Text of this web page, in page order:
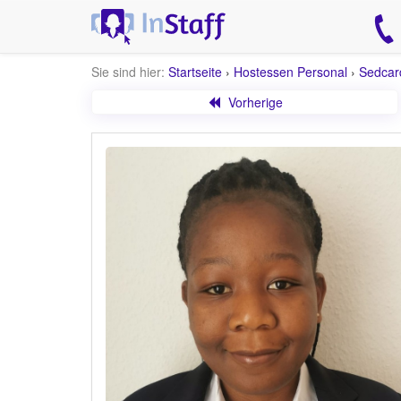
Sie sind hier: Startseite › Hostessen Personal ›
Vorherige